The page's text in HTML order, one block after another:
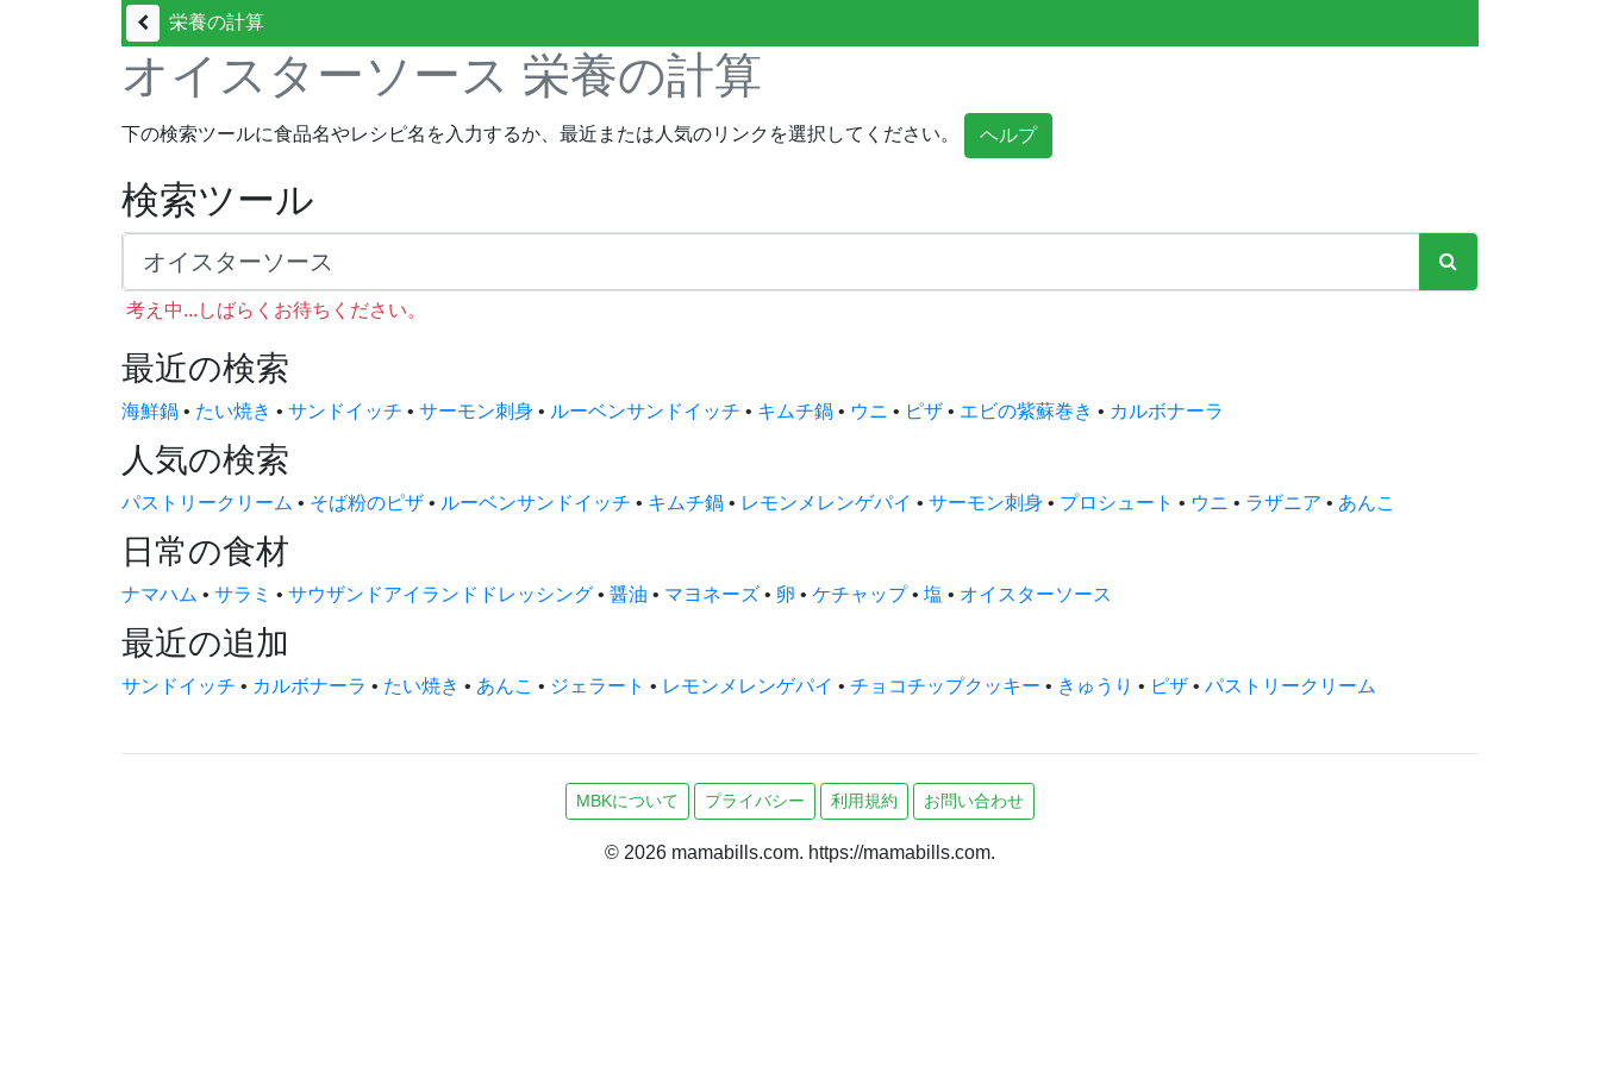
栄養の計算
オイスターソース 栄養の計算
下の検索ツールに食品名やレシピ名を入力するか、最近または人気のリンクを選択してください。 ヘルプ
検索ツール
考え中...しばらくお待ちください。
最近の検索
海鮮鍋 • たい焼き • サンドイッチ • サーモン刺身 • ルーベンサンドイッチ • キムチ鍋 • ウニ • ピザ • エビの紫蘇巻き • カルボナーラ
人気の検索
パストリークリーム • そば粉のピザ • ルーベンサンドイッチ • キムチ鍋 • レモンメレンゲパイ • サーモン刺身 • プロシュート • ウニ • ラザニア • あんこ
日常の食材
ナマハム • サラミ • サウザンドアイランドドレッシング • 醤油 • マヨネーズ • 卵 • ケチャップ• 塩 • オイスターソース
最近の追加
サンドイッチ • カルボナーラ • たい焼き • あんこ • ジェラート • レモンメレンゲパイ • チョコチップクッキー • きゅうり • ピザ • パストリークリーム
MBKについて プライバシー 利用規約 お問い合わせ
© 2026 mamabills.com. https://mamabills.com.